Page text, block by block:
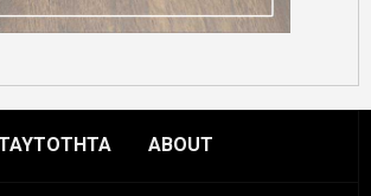
ABOUT